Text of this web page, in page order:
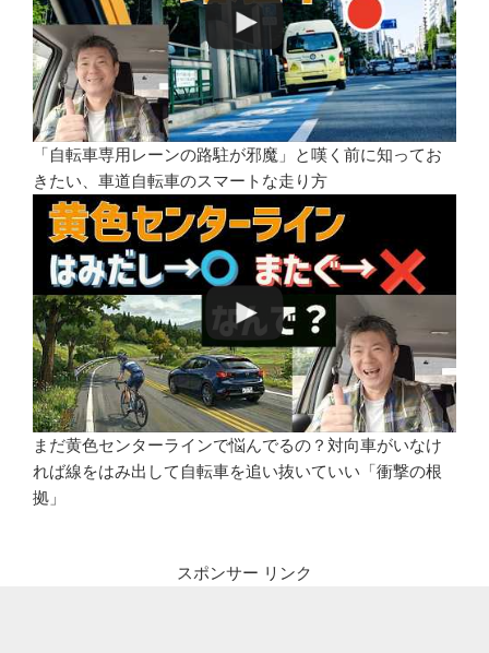
「自転車専用レーンの路駐が邪魔」と嘆く前に知ってお
きたい、車道自転車のスマートな走り方
まだ黄色センターラインで悩んでるの？対向車がいなけ
れば線をはみ出して自転車を追い抜いていい「衝撃の根
拠」
スポンサー リンク